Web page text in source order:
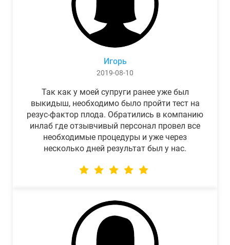
Игорь
2019-08-10
Так как у моей супруги ранее уже был
выкидыш, необходимо было пройти тест на
резус-фактор плода. Обратились в компанию
инлаб где отзывчивый персонал провел все
необходимые процедуры и уже через
несколько дней результат был у нас.